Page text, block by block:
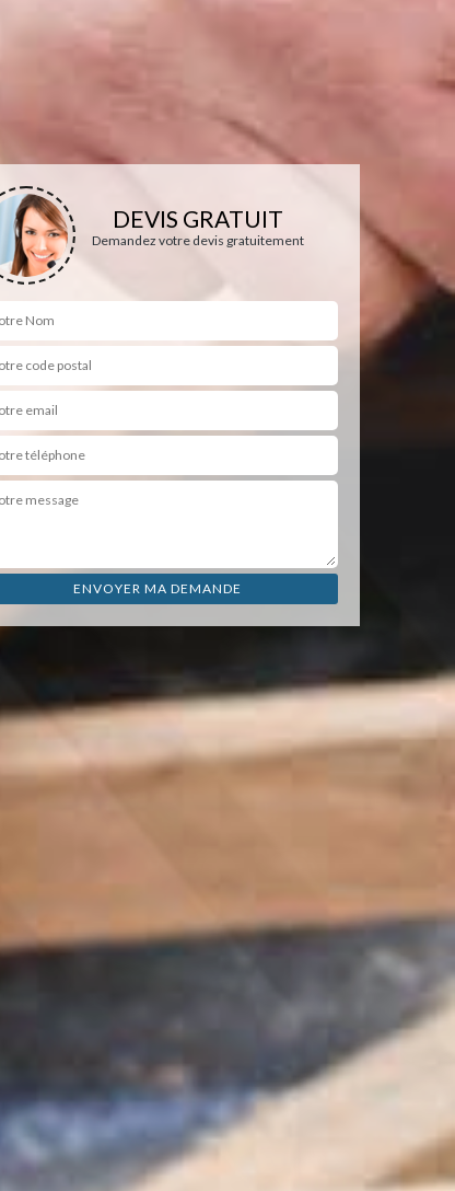
DEVIS GRATUIT
Demandez votre devis gratuitement